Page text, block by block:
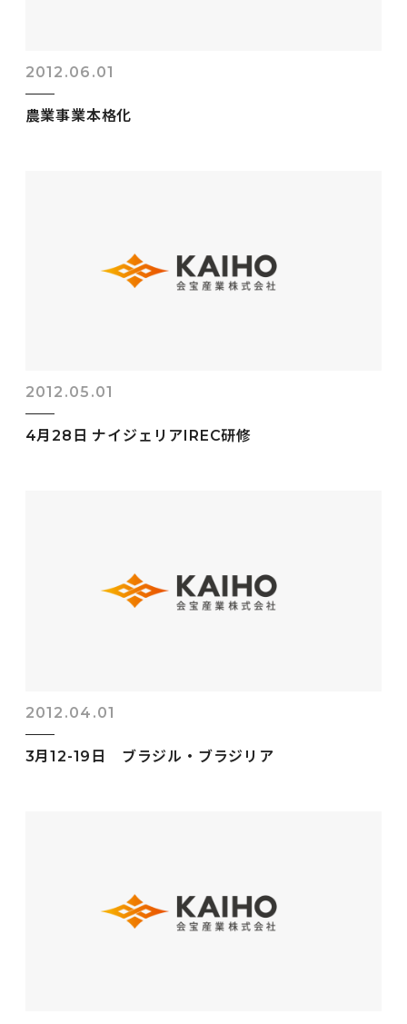
2012.06.01
農業事業本格化
2012.05.01
4月28日 ナイジェリアIREC研修
2012.04.01
3月12-19日 ブラジル・ブラジリア